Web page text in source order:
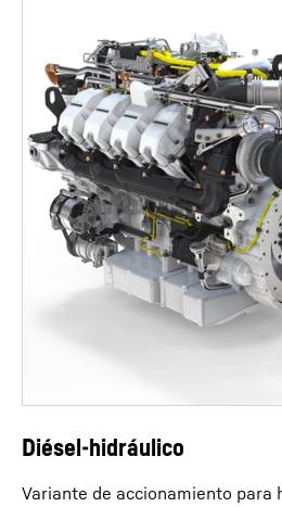
Diésel-hidráulico
Variante de accionamiento para